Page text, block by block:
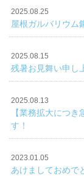
2025.08.25
屋根ガルバリウム
2025.08.15
残暑お見舞い申し
2025.08.13
【業務拡大につ
す！
2023.01.05
あけましておめ